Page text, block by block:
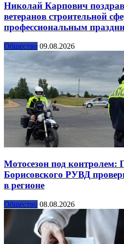
Николай Карпович
ветеранов строительной
профессиональным
Общество 09.08.2026
Мотосезон под контролем:
Борисовского РУВД
в регионе
Общество 08.08.2026